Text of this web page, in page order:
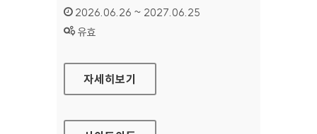
인증기간 :
2026.06.26 ~ 2027.06.25
상태 :
유효
키움예스저축은행
자세히보기